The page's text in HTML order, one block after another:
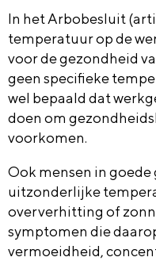
In het Arbobesluit
temperatuur op de
voor de gezondheid
geen specifieke
wel bepaald dat
doen om
voorkomen.
Ook mensen in
uitzonderlijke
oververhitting of
symptomen die
vermoeidheid,